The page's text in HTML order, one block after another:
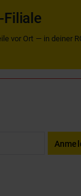
Filiale
vor Ort — in deiner